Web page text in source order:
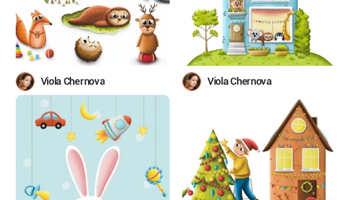
Viola Chernova Viola Chernova